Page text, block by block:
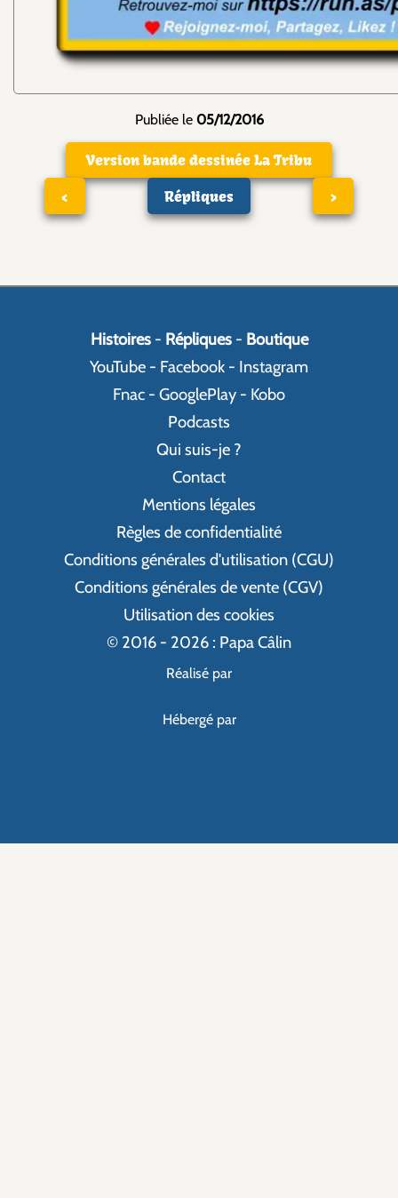
Publiée le 05/12/2016
Version bande dessinée La Tribu
< Répliques >
Histoires- Répliques- Boutique
YouTube - Facebook - Instagram
Fnac - GooglePlay - Kobo
Podcasts
Qui suis-je ?
Contact
Mentions légales
Règles de confidentialité
Conditions générales d'utilisation (CGU)
Conditions générales de vente (CGV)
Utilisation des cookies
© 2016 - 2026 : Papa Câlin
Réalisé par
Hébergé par